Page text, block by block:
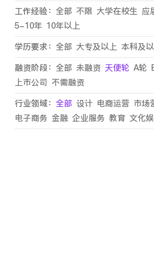
工作经验： 全部 不限 大学在校生 应
5-10年 10年以上
学历要求： 全部 大专及以上 本科及
融资阶段： 全部 未融资 天使轮 A轮
上市公司 不需融资
行业领域： 全部 设计 电商运营 市场
电子商务 金融 企业服务 教育 文化